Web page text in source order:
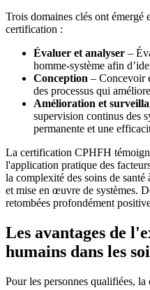
Trois domaines clés ont émergé
certification :
Évaluer et analyser –
homme-système afin
Conception – Concevoir
des processus qui
Amélioration et
supervision continus des
permanente et une
La certification CPHFH
l'application pratique des
la complexité des soins de
et mise en œuvre de systèmes.
retombées profondément
Les avantages de
humains dans les
Pour les personnes qualifiées,